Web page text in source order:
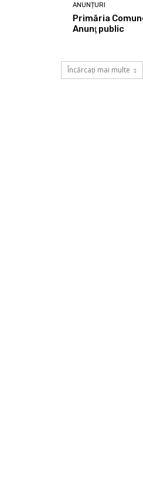
ANUNȚURI
Primăria
Anunţ public
Încărcați mai multe